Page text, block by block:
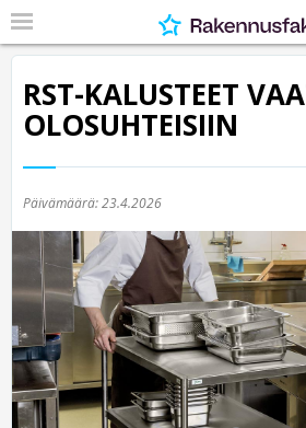
RST-KALUSTEET
OLOSUHTEISIIN
Päivämäärä:23.4.2026